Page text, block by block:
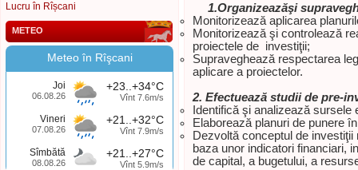
Lucru în Rîșcani
METEO
Meteo în Rîşcani
Joi
06.08.26
+23..+34°C
Vînt 7.6m/s
Vineri
07.08.26
+21..+32°C
Vînt 7.9m/s
Sîmbătă
08.08.26
+21..+27°C
Vînt 5.9m/s
1.Organizeazăşi
Monitorizează aplicarea
Monitorizează şi controlează
proiectele de investiţii;
Supraveghează respectarea
aplicare a proiectelor.
2. Efectuează studii de pre-
Identifică şi analizează sursele
Elaborează planuri de punere
Dezvoltă conceptul de
baza unor indicatori financiari,
de capital, a bugetului, a